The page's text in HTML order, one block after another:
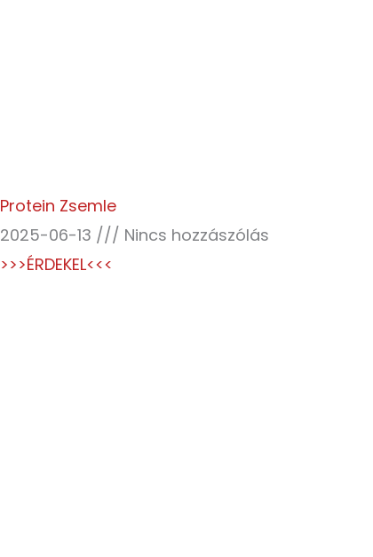
Protein Zsemle
2025-06-13
Nincs hozzászólás
>>>ÉRDEKEL<<<